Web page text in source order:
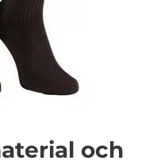
och